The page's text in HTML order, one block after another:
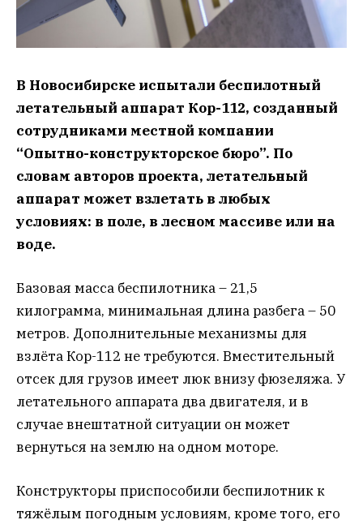
В Новосибирске испытали беспилотный
летательный аппарат Кор-112, созданный
сотрудниками местной компании
“Опытно-конструкторское бюро”. По
словам авторов проекта, летательный
аппарат может взлетать в любых
условиях: в поле, в лесном массиве или на
воде.
Базовая масса беспилотника – 21,5
килограмма, минимальная длина разбега – 50
метров. Дополнительные механизмы для
взлёта Кор-112 не требуются. Вместительный
отсек для грузов имеет люк внизу фюзеляжа. У
летательного аппарата два двигателя, и в
случае внештатной ситуации он может
вернуться на землю на одном моторе.
Конструкторы приспособили беспилотник к
тяжёлым погодным условиям, кроме того, его